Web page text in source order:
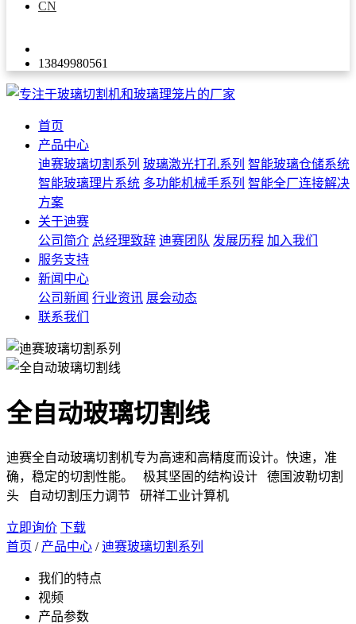
CN
13849980561
首页
产品中心
迪赛玻璃切割系列 玻璃激光打孔系列 智能玻璃仓储系统
智能玻璃理片系统 多功能机械手系列 智能全厂连接解决
方案
关于迪赛
公司简介 总经理致辞 迪赛团队 发展历程 加入我们
服务支持
新闻中心
公司新闻 行业资讯 展会动态
联系我们
全自动玻璃切割线
迪赛全自动玻璃切割机专为高速和高精度而设计。快速，准
确，稳定的切割性能。 极其坚固的结构设计 德国波勒切割
头 自动切割压力调节 研祥工业计算机
立即询价 下载
首页 / 产品中心 /迪赛玻璃切割系列
我们的特点
视频
产品参数